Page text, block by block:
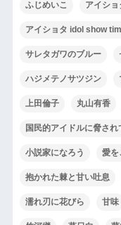
ふじめいこ アイショ
アイショタ idol show
サレタガワのブルー
ハジメテノサツジン
上田倫子 丸山有香
国民的アイドルに脅され
小説家になろう 愛を
抱かれた棘と甘い吐息
濡れ刃に花びら 甘味